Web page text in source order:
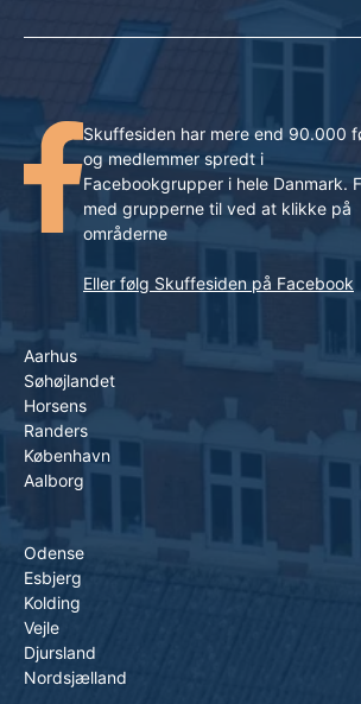
Skuffesiden har mere end 90.000
og medlemmer spredt i
Facebookgrupper i hele Danmark.
med grupperne til ved at klikke på
områderne
Eller følg Skuffesiden på Facebook
Aarhus
Søhøjlandet
Horsens
Randers
København
Aalborg
Odense
Esbjerg
Kolding
Vejle
Djursland
Nordsjælland